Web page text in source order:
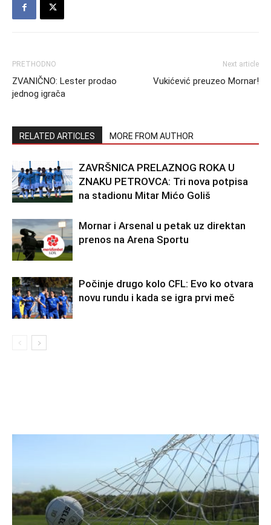
PRETHODNO
ZVANIČNO: Lester prodao
jednog igrača
Next article
Vukićević preuzeo Mornar!
RELATED ARTICLES MORE FROM AUTHOR
ZAVRŠNICA PRELAZNOG ROKA U
ZNAKU PETROVCA: Tri nova potpisa
na stadionu Mitar Mićo Goliš
Mornar i Arsenal u petak uz direktan
prenos na Arena Sportu
Počinje drugo kolo CFL: Evo ko otvara
novu rundu i kada se igra prvi meč